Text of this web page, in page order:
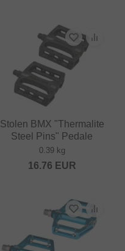
Stolen BMX "Thermalite
Steel Pins" Pedale
0.39 kg
16.76 EUR